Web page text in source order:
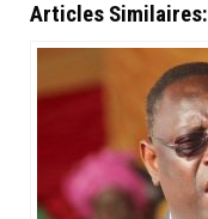
Articles Similaires: